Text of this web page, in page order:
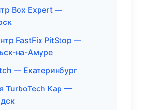
Box Expert —
FastFix PitStop —
на-Амуре
— Екатеринбург
TurboTech Кар —